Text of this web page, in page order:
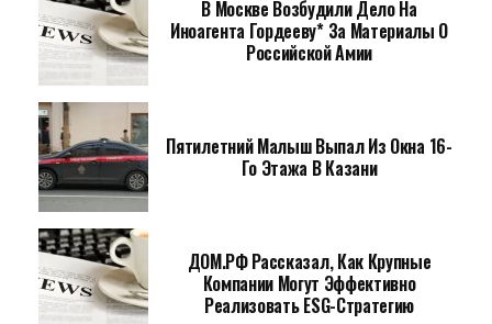
В Москве Возбудили Дело На
Иноагента Гордееву* За Материалы О
Российской Амии
Пятилетний Малыш Выпал Из Окна 16-
Го Этажа В Казани
ДОМ.РФ Рассказал, Как Крупные
Компании Могут Эффективно
Реализовать ESG-Стратегию